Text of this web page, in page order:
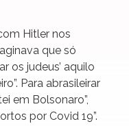
Hitler nos
que só
os judeus’ aquilo
Para abrasileirar
em Bolsonaro”,
por Covid 19”.